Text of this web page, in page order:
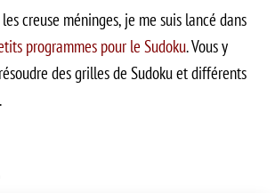
creuse méninges, je me suis lancé dans
programmes pour le Sudoku. Vous y
des grilles de Sudoku et différents